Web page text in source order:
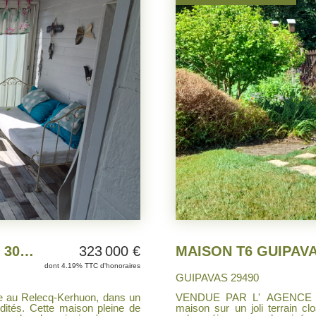
332 800 €
dont 4% TTC d'honoraires
fonds d'impasse au calme,
composée d'une entrée,
LE RELECQ KERHUON
VENDUE PAR L'AGENCE SEULEMENT CHEZ NOUS à 5mn du MOULIN
BLANC contemporaine plain